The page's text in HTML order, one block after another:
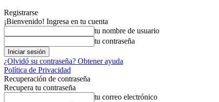
Registrarse
¡Bienvenido! Ingresa en tu cuenta
tu nombre de usuario
tu contraseña
¿Olvidó su contraseña? Obtener ayuda
Política de Privacidad
Recuperación de contraseña
Recupera tu contraseña
tu correo electrónico